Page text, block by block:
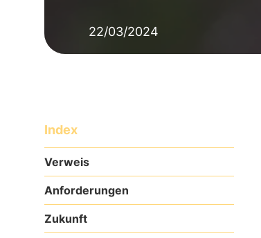
22/03/2024
Index
Verweis
Anforderungen
Zukunft